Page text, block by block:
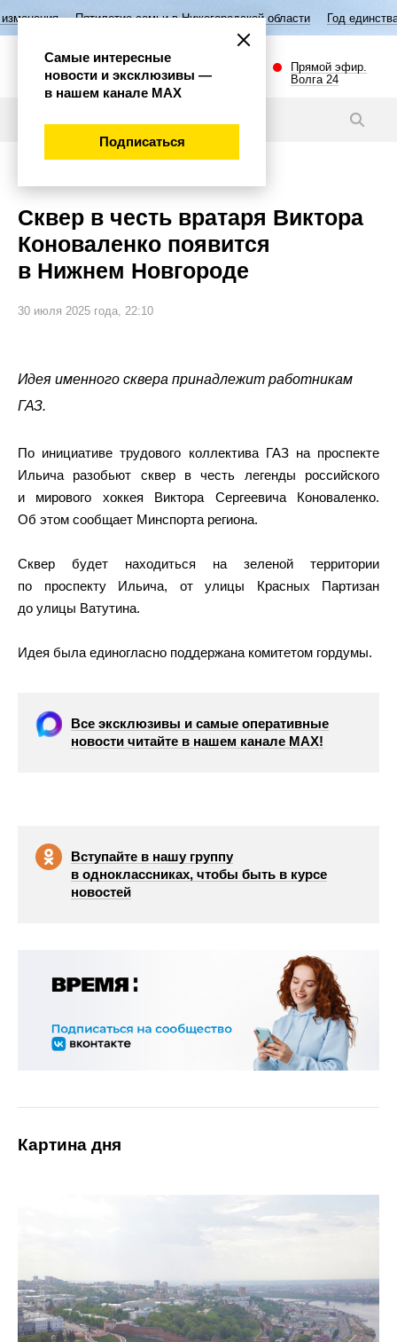
Пятилетие семьи в Нижегородской области Год единства народов
Прямой эфир.
Волга 24
Сквер в честь вратаря Виктора
Коноваленко появится
в Нижнем Новгороде
30 июля 2025 года, 22:10
Идея именного сквера принадлежит работникам
ГАЗ.
По инициативе трудового коллектива ГАЗ на проспекте
Ильича разобьют сквер в честь легенды российского
и мирового хоккея Виктора Сергеевича Коноваленко.
Об этом сообщает Минспорта региона.
Сквер будет находиться на зеленой территории
по проспекту Ильича, от улицы Красных Партизан
до улицы Ватутина.
Идея была единогласно поддержана комитетом гордумы.
Все эксклюзивы и самые оперативные
новости читайте в нашем канале МАХ!
Вступайте в нашу группу
в одноклассниках, чтобы быть в курсе
новостей
Картина дня
Самые интересные
новости и эксклюзивы —
в нашем канале МАХ
Подписаться